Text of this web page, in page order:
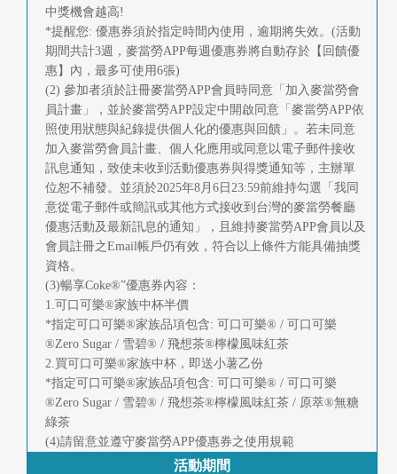
中獎機會越高!
*提醒您: 優惠券須於指定時間內使用，逾期將失效。(活動
期間共計3週，麥當勞APP每週優惠券將自動存於【回饋優
惠】內，最多可使用6張)
(2) 參加者須於註冊麥當勞APP會員時同意「加入麥當勞會
員計畫」，並於麥當勞APP設定中開啟同意「麥當勞APP依
照使用狀態與紀錄提供個人化的優惠與回饋」。若未同意
加入麥當勞會員計畫、個人化應用或同意以電子郵件接收
訊息通知，致使未收到活動優惠券與得獎通知等，主辦單
位恕不補發。並須於2025年8月6日23:59前維持勾選「我同
意從電子郵件或簡訊或其他方式接收到台灣的麥當勞餐廳
優惠活動及最新訊息的通知」，且維持麥當勞APP會員以及
會員註冊之Email帳戶仍有效，符合以上條件方能具備抽獎
資格。
(3)暢享Coke®”優惠券內容：
1.可口可樂®家族中杯半價
*指定可口可樂®家族品項包含: 可口可樂® / 可口可樂
®Zero Sugar / 雪碧® / 飛想茶®檸檬風味紅茶
2.買可口可樂®家族中杯，即送小薯乙份
*指定可口可樂®家族品項包含: 可口可樂® / 可口可樂
®Zero Sugar / 雪碧® / 飛想茶®檸檬風味紅茶 / 原萃®無糖
綠茶
(4)請留意並遵守麥當勞APP優惠券之使用規範
活動期間